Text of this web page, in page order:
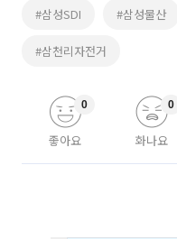
#삼성SDI #삼성물산
#삼천리자전거
좋아요
0
화나요
0